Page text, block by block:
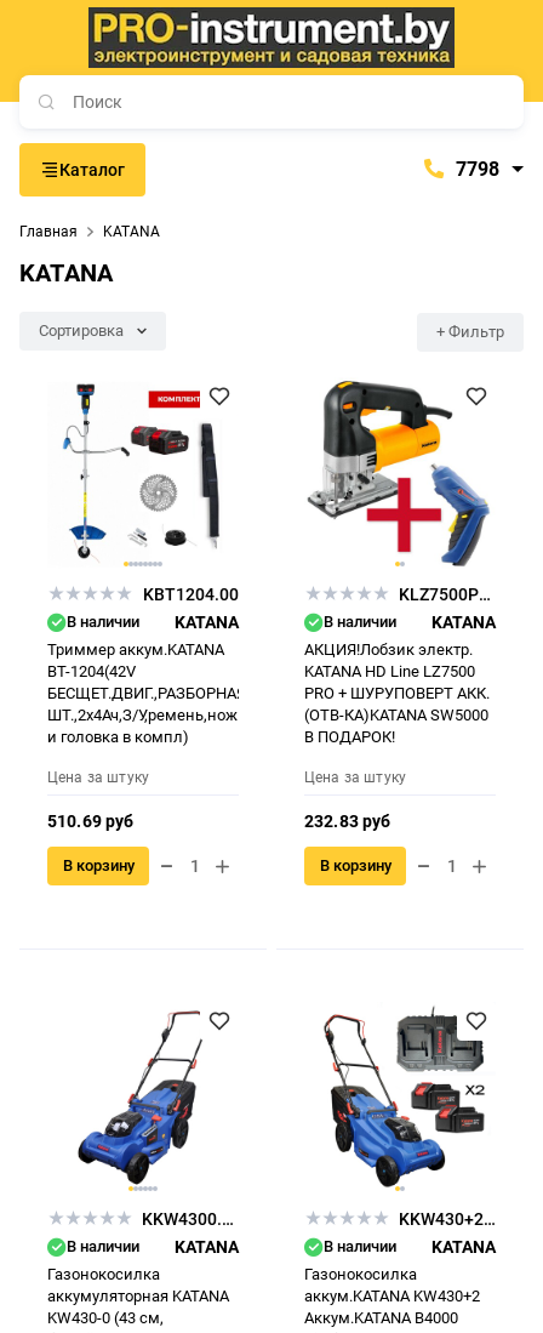
Каталог 7798
Выходные дни:с 9:00 до 20:00
Главная KATANA
KATANA
Сортировка + Фильтр
KBT1204.00
В наличии KATANA
Триммер аккум.KATANA
BT-1204(42V
БЕСЩЕТ.ДВИГ.,РАЗБОРНАЯ
ШТ.,2х4Ач,З/У,ремень,нож
и головка в компл)
Цена за штуку
510.69 руб
В корзину
KLZ7500PRO.00 + KSW5000.00
В наличии KATANA
АКЦИЯ!Лобзик электр.
KATANA HD Line LZ7500
PRO + ШУРУПОВЕРТ АКК.
(ОТВ-КА)KATANA SW5000
В ПОДАРОК!
Цена за штуку
232.83 руб
В корзину
KKW4300.00
В наличии KATANA
Газонокосилка
аккумуляторная KATANA
KW430-0 (43 см,
KKW430+2KB4000+KCС5000-1
В наличии KATANA
Газонокосилка
аккум.KATANA KW430+2
Аккум.KATANA B4000